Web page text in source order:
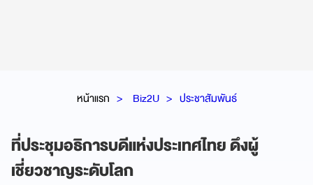
หน้าแรก Biz2U ประชาสัมพันธ์
ที่ประชุมอธิการบดีแห่งประเทศไทย ดึงผู้
เชี่ยวชาญระดับโลก